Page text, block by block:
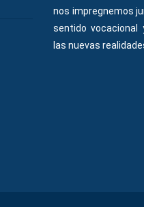
nos impregnemos
sentido
las nuevas